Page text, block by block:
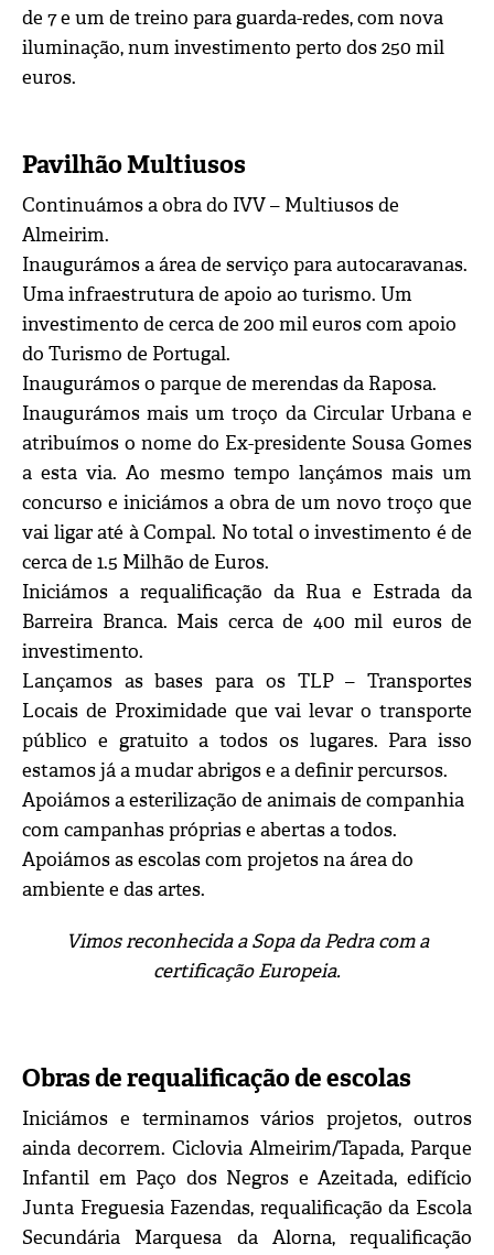
de 7 e um de treino para guarda-redes, com nova
iluminação, num investimento perto dos 250 mil
euros.
Pavilhão Multiusos
Continuámos a obra do IVV – Multiusos de
Almeirim.
Inaugurámos a área de serviço para autocaravanas.
Uma infraestrutura de apoio ao turismo. Um
investimento de cerca de 200 mil euros com apoio
do Turismo de Portugal.
Inaugurámos o parque de merendas da Raposa.
Inaugurámos mais um troço da Circular Urbana e
atribuímos o nome do Ex-presidente Sousa Gomes
a esta via. Ao mesmo tempo lançámos mais um
concurso e iniciámos a obra de um novo troço que
vai ligar até à Compal. No total o investimento é de
cerca de 1.5 Milhão de Euros.
Iniciámos a requalificação da Rua e Estrada da
Barreira Branca. Mais cerca de 400 mil euros de
investimento.
Lançamos as bases para os TLP – Transportes
Locais de Proximidade que vai levar o transporte
público e gratuito a todos os lugares. Para isso
estamos já a mudar abrigos e a definir percursos.
Apoiámos a esterilização de animais de companhia
com campanhas próprias e abertas a todos.
Apoiámos as escolas com projetos na área do
ambiente e das artes.
Vimos reconhecida a Sopa da Pedra com a
certificação Europeia.
Obras de requalificação de escolas
Iniciámos e terminamos vários projetos, outros
ainda decorrem. Ciclovia Almeirim/Tapada, Parque
Infantil em Paço dos Negros e Azeitada, edifício
Junta Freguesia Fazendas, requalificação da Escola
Secundária Marquesa da Alorna, requalificação